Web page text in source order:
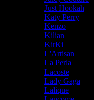
Just Hookah
Katy Perry
Kenzo
Kilian
KirKi
L'Artisan
La Perla
Lacoste
Lady Gaga
Lalique